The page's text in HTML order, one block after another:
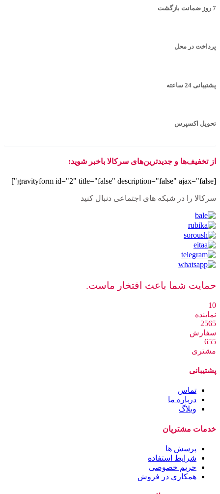
7 روز ضمانت بازگشت
پرداخت در محل
پشتیبانی 24 ساعته
تحویل اکسپرس
از تخفیف‌ها و جدیدترین‌های سرکالا باخبر شوید:
[gravityform id="2" title="false" description="false" ajax="false"]
سرکالا را در شبکه های اجتماعی دنبال کنید
حمایت شما باعث افتخار ماست.
10
نماینده
2565
سفارش
655
مشتری
پشتیبانی
تماس
درباره ما
وبلاگ
خدمات مشتریان
پرسش ها
شرایط استفاده
حریم خصوصی
همکاری در فروش